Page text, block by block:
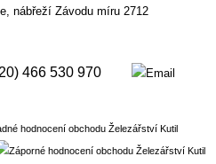
nábřeží Závodu míru 2712
466 530 970